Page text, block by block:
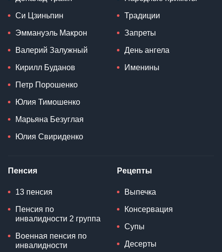
Си Цзиньпин
Эммануэль Макрон
Валерий Залужный
Кирилл Буданов
Петр Порошенко
Юлия Тимошенко
Марьяна Безуглая
Юлия Свириденко
Традиции
Запреты
День ангела
Именины
Пенсия
13 пенсия
Пенсия по
инвалидности 2 группа
Военная пенсия по
инвалидности
Рецепты
Выпечка
Консервация
Супы
Десерты